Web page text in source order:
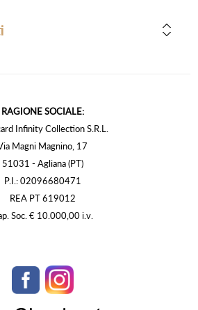
RAGIONE SOCIALE:
Infinity Collection S.R.L.
Magni Magnino, 17
51031 - Agliana (PT)
P.I.: 02096680471
REA PT 619012
Soc. € 10.000,00 i.v.